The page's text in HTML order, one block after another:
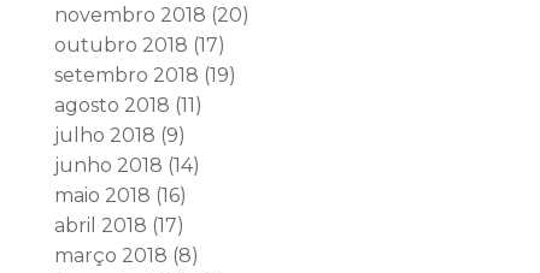
novembro 2018 (20)
outubro 2018 (17)
setembro 2018 (19)
agosto 2018 (11)
julho 2018 (9)
junho 2018 (14)
maio 2018 (16)
abril 2018 (17)
março 2018 (8)